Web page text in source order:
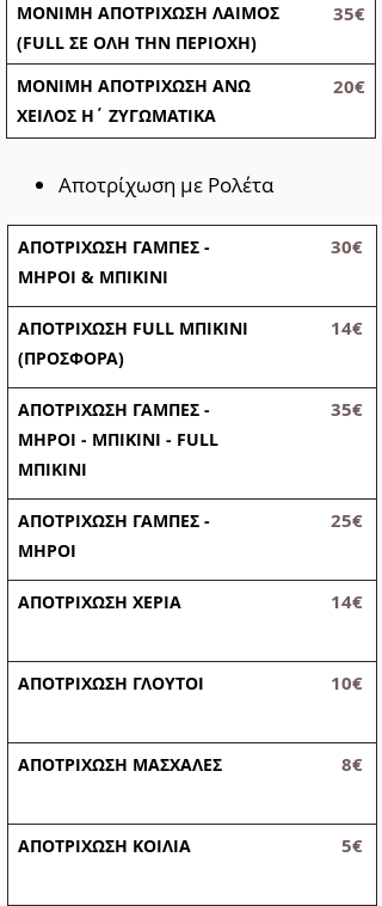
ΜΟΝΙΜΗ ΑΠΟΤΡΙΧΩΣΗ ΛΑΙΜΟΣ
(FULL ΣΕ ΟΛΗ ΤΗΝ ΠΕΡΙΟΧΗ)
35€
ΜΟΝΙΜΗ ΑΠΟΤΡΙΧΩΣΗ ΑΝΩ
ΧΕΙΛΟΣ Η΄ ΖΥΓΩΜΑΤΙΚΑ
20€
Αποτρίχωση με Ρολέτα
ΑΠΟΤΡΙΧΩΣΗ ΓΑΜΠΕΣ -
ΜΗΡΟΙ & ΜΠΙΚΙΝΙ
30€
ΑΠΟΤΡΙΧΩΣΗ FULL ΜΠΙΚΙΝΙ
(ΠΡΟΣΦΟΡΑ)
14€
ΑΠΟΤΡΙΧΩΣΗ ΓΑΜΠΕΣ -
ΜΗΡΟΙ - ΜΠΙΚΙΝΙ - FULL
ΜΠΙΚΙΝΙ
35€
ΑΠΟΤΡΙΧΩΣΗ ΓΑΜΠΕΣ -
ΜΗΡΟΙ
25€
ΑΠΟΤΡΙΧΩΣΗ ΧΕΡΙΑ 14€
ΑΠΟΤΡΙΧΩΣΗ ΓΛΟΥΤΟΙ 10€
ΑΠΟΤΡΙΧΩΣΗ ΜΑΣΧΑΛΕΣ 8€
ΑΠΟΤΡΙΧΩΣΗ ΚΟΙΛΙΑ 5€